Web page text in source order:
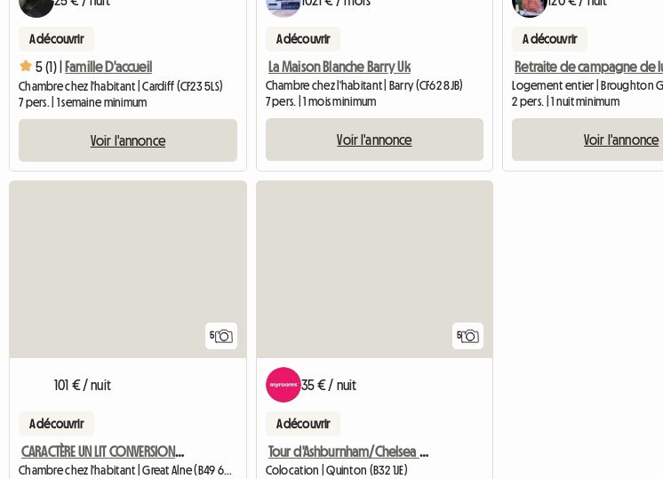
A découvrir
5 (1) | Famille D'accueil
Chambre chez l'habitant | Cardiff (CF23 5LS)
7 pers. | 1 semaine minimum
Voir l'annonce
A découvrir
La Maison Blanche Barry Uk
Chambre chez l'habitant | Barry (CF62 8JB)
7 pers. | 1 mois minimum
Voir l'annonce
A découvrir
2 pers. | 1 nuit minimum
Voir l'annonce
5
101 € / nuit
A découvrir
CARACTÈRE UN LIT CONVERSION DE GRANGE ANNEXE AUTONOME
Chambre chez l'habitant | Great Alne (B49 6HH) | 70 M2
5
35 € / nuit
A découvrir
Tour d'Ashburnham/Chelsea SW10
Colocation | Quinton (B32 1JE)